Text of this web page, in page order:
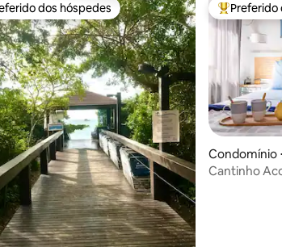
média de 5, 138 avaliações
os melhores preferidos dos hóspedes
dos hóspedes Entre os
Preferido
Condomínio
as
Cantinho